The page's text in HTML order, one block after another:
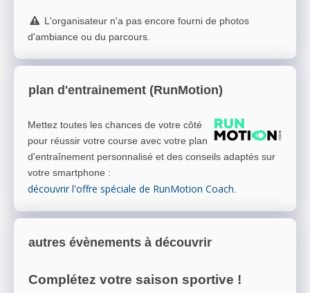
L'organisateur n'a pas encore fourni de photos
d'ambiance ou du parcours.
plan d'entrainement (RunMotion)
Mettez toutes les chances de votre côté
pour réussir votre course avec votre plan
d'entraînement personnalisé et des conseils adaptés sur
votre smartphone :
découvrir l'offre spéciale de RunMotion Coach.
autres évènements à découvrir
Complétez votre saison sportive !